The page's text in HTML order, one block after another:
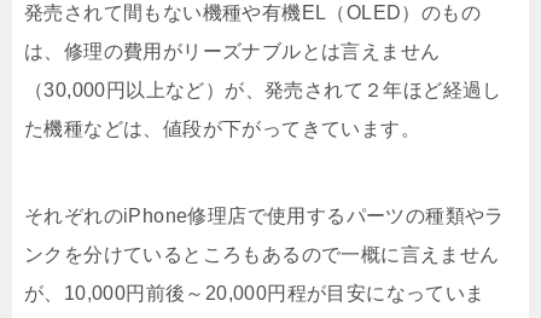
発売されて間もない機種や有機EL（OLED）のもの
は、修理の費用がリーズナブルとは言えません
（30,000円以上など）が、発売されて２年ほど経過し
た機種などは、値段が下がってきています。
それぞれのiPhone修理店で使用するパーツの種類やラ
ンクを分けているところもあるので一概に言えません
が、10,000円前後～20,000円程が目安になっていま